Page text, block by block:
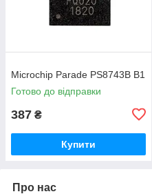
Microchip Parade PS8743B B1
Готово до відправки
387 ₴
Купити
Про нас